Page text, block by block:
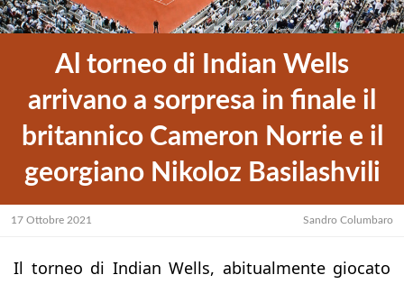
Al torneo di Indian Wells
arrivano a sorpresa in finale il
britannico Cameron Norrie e il
georgiano Nikoloz Basilashvili
17 Ottobre 2021 Sandro Columbaro
Il torneo di Indian Wells, abitualmente giocato